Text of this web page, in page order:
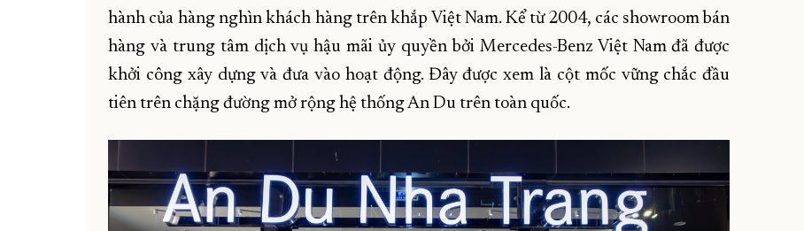
hành của hàng nghìn khách hàng trên khắp Việt Nam. Kể từ 2004, các showroom bán
hàng và trung tâm dịch vụ hậu mãi ủy quyền bởi Mercedes-Benz Việt Nam đã được
khởi công xây dựng và đưa vào hoạt động. Đây được xem là cột mốc vững chắc đầu
tiên trên chặng đường mở rộng hệ thống An Du trên toàn quốc.